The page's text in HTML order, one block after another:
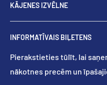
pasaules līderi
instrumentu jomā, lai
risinājumus ārstiem un viņu
INFORMATĪVAIS BIĻETENS
Pierakstieties tūlīt, lai
nākotnes precēm un
KĀJENES IZVĒLNE
Meklēt
Par mums
Privātuma politika
Atmaksas politika